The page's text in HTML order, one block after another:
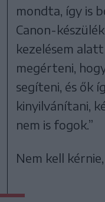
mondta, így is
Canon-
kezelésem
megérteni,
segíteni, és ők
kinyilvánítani,
nem is fogok.”
Nem kell